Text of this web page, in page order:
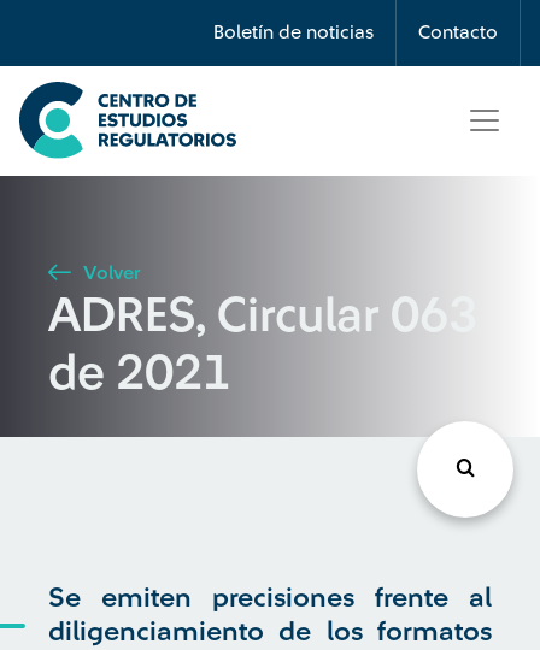
Boletín de noticias Contacto
Búsqueda
Seleccione país
Buscar
Volver
ADRES, Circular 063
de 2021
Se emiten precisiones frente al
diligenciamiento de los formatos